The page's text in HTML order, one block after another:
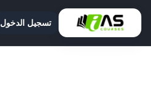
تسجيل الدخول